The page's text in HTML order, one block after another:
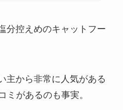
分控えめのキャットフー
主から非常に人気がある
ミがあるのも事実。